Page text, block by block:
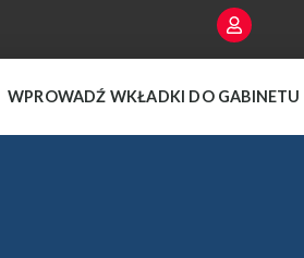
WPROWADŹ WKŁADKI DO GABINETU